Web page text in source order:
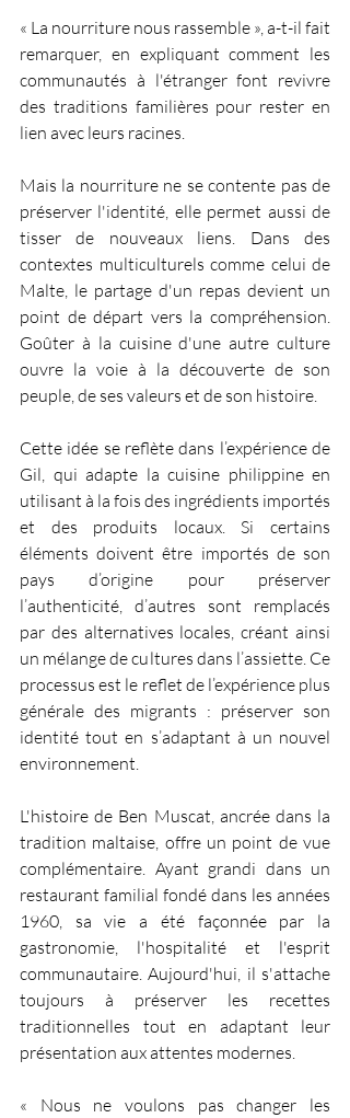
« La nourriture nous rassemble », a-t-il fait
remarquer, en expliquant comment les
communautés à l'étranger font revivre
des traditions familières pour rester en
lien avec leurs racines.
Mais la nourriture ne se contente pas de
préserver l'identité, elle permet aussi de
tisser de nouveaux liens. Dans des
contextes multiculturels comme celui de
Malte, le partage d'un repas devient un
point de départ vers la compréhension.
Goûter à la cuisine d'une autre culture
ouvre la voie à la découverte de son
peuple, de ses valeurs et de son histoire.
Cette idée se reflète dans l’expérience de
Gil, qui adapte la cuisine philippine en
utilisant à la fois des ingrédients importés
et des produits locaux. Si certains
éléments doivent être importés de son
pays d’origine pour préserver
l’authenticité, d’autres sont remplacés
par des alternatives locales, créant ainsi
un mélange de cultures dans l’assiette. Ce
processus est le reflet de l’expérience plus
générale des migrants : préserver son
identité tout en s’adaptant à un nouvel
environnement.
L'histoire de Ben Muscat, ancrée dans la
tradition maltaise, offre un point de vue
complémentaire. Ayant grandi dans un
restaurant familial fondé dans les années
1960, sa vie a été façonnée par la
gastronomie, l'hospitalité et l'esprit
communautaire. Aujourd'hui, il s'attache
toujours à préserver les recettes
traditionnelles tout en adaptant leur
présentation aux attentes modernes.
« Nous ne voulons pas changer les